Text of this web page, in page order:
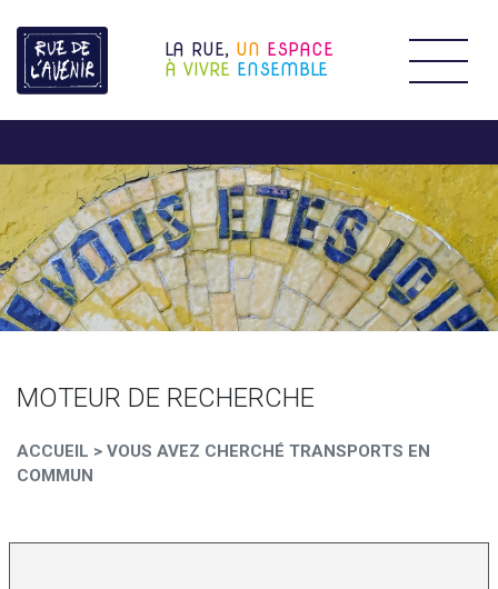
LA RUE, UN ESPACE
À VIVRE ENSEMBLE
MOTEUR DE RECHERCHE
ACCUEIL > VOUS AVEZ CHERCHÉ TRANSPORTS EN
COMMUN